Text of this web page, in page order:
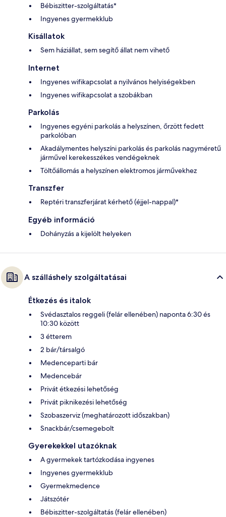
Bébiszitter-szolgáltatás*
Ingyenes gyermekklub
Kisállatok
Sem háziállat, sem segítő állat nem vihető
Internet
Ingyenes wifikapcsolat a nyilvános helyiségekben
Ingyenes wifikapcsolat a szobákban
Parkolás
Ingyenes egyéni parkolás a helyszínen, őrzött fedett
parkolóban
Akadálymentes helyszíni parkolás és parkolás nagyméretű
járművel kerekesszékes vendégeknek
Töltőállomás a helyszínen elektromos járművekhez
Transzfer
Reptéri transzferjárat kérhető (éjjel-nappal)*
Egyéb információ
Dohányzás a kijelölt helyeken
A szálláshely szolgáltatásai
Étkezés és italok
Svédasztalos reggeli (felár ellenében) naponta 6:30 és
10:30 között
3 étterem
2 bár/társalgó
Medenceparti bár
Medencebár
Privát étkezési lehetőség
Privát piknikezési lehetőség
Szobaszerviz (meghatározott időszakban)
Snackbár/csemegebolt
Gyerekekkel utazóknak
A gyermekek tartózkodása ingyenes
Ingyenes gyermekklub
Gyermekmedence
Játszótér
Bébiszitter-szolgáltatás (felár ellenében)